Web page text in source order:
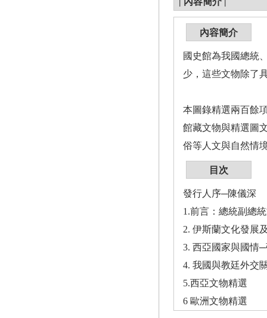
內容簡介
國史館為我國總統
少，這些文物除了
本圖錄精選兩百餘
館藏文物與精選圖
俗等人文與自然情
目次
發行人序─陳儀深
1.前言：總統副總
2. 伊斯蘭文化發展
3. 西亞國家與國情
4. 我國與教廷外交
5.西亞文物精選
6 歐洲文物精選